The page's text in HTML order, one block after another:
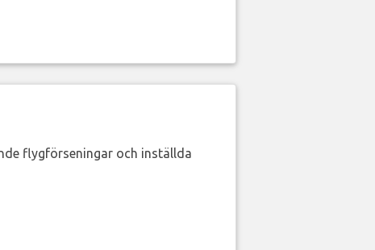
flygförseningar och inställda